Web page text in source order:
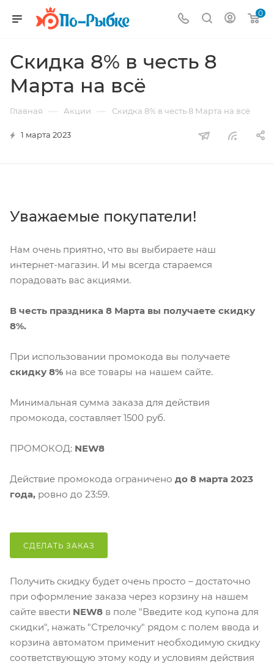
0
Скидка 8% в честь 8
Марта на всё
Главная — Акции — Скидка 8% в честь 8 Марта на всё
1 марта 2023
Уважаемые покупатели!
Нам очень приятно, что вы выбираете наш
интернет-магазин. И мы всегда стараемся
порадовать вас акциями.
В честь праздника 8 Марта вы получаете скидку
8%.
При использовании промокода вы получаете
скидку 8% на все товары на нашем сайте.
Минимальная сумма заказа для действия
промокода, составляет 1500 руб.
ПРОМОКОД: NEW8
Действие промокода ограничено до 8 марта 2023
года, ровно до 23:59. ⠀
СДЕЛАТЬ ЗАКАЗ
Получить скидку будет очень просто – достаточно
при оформление заказа через корзину на нашем
сайте ввести NEW8 в поле "Введите код купона для
скидки", нажать "Стрелочку" рядом с полем ввода и
корзина автоматом применит необходимую скидку
соответствующую этому коду и условиям действия